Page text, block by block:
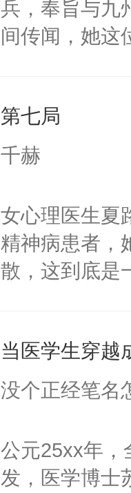
竭虑，但异域
宴包裹里，有
武流苏势要查
忙，武流苏帮
经起伏，在成
炆对自己始终
最后关头帮赵
兵，奉旨与九
间传闻，她这
而易举就被乐
才明白，周之
个傻子。不
对方是真星君
原则：能动手
星不见了，难
妻×生活不自
第七局
千赫
女心理医生夏
精神病患者，
散，这到底是
当医学生穿越
没个正经笔名
公元25xx年，
发，医学博士